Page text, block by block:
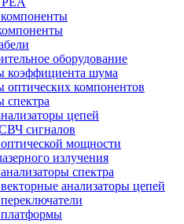
оборудование
коэффициента шума
оптических компонентов
спектра
цепей
сигналов
мощности
излучения
спектра
анализаторы цепей